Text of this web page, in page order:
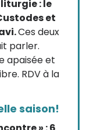
: le
et
Ces deux
parler.
apaisée et
RDV à la
saison!